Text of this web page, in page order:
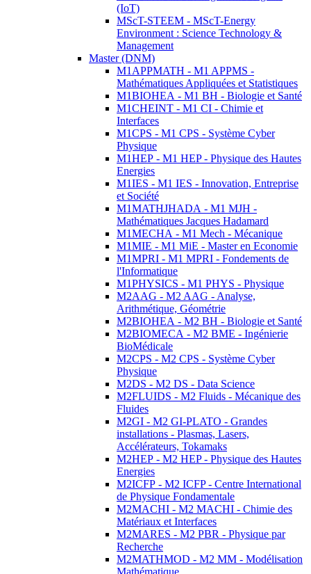
(IoT)
MScT-STEEM - MScT-Energy
Environment : Science Technology &
Management
Master (DNM)
M1APPMATH - M1 APPMS -
Mathématiques Appliquées et Statistiques
M1BIOHEA - M1 BH - Biologie et Santé
M1CHEINT - M1 CI - Chimie et
Interfaces
M1CPS - M1 CPS - Système Cyber
Physique
M1HEP - M1 HEP - Physique des Hautes
Energies
M1IES - M1 IES - Innovation, Entreprise
et Société
M1MATHJHADA - M1 MJH -
Mathématiques Jacques Hadamard
M1MECHA - M1 Mech - Mécanique
M1MIE - M1 MiE - Master en Economie
M1MPRI - M1 MPRI - Fondements de
l'Informatique
M1PHYSICS - M1 PHYS - Physique
M2AAG - M2 AAG - Analyse,
Arithmétique, Géométrie
M2BIOHEA - M2 BH - Biologie et Santé
M2BIOMECA - M2 BME - Ingénierie
BioMédicale
M2CPS - M2 CPS - Système Cyber
Physique
M2DS - M2 DS - Data Science
M2FLUIDS - M2 Fluids - Mécanique des
Fluides
M2GI - M2 GI-PLATO - Grandes
installations - Plasmas, Lasers,
Accélérateurs, Tokamaks
M2HEP - M2 HEP - Physique des Hautes
Energies
M2ICFP - M2 ICFP - Centre International
de Physique Fondamentale
M2MACHI - M2 MACHI - Chimie des
Matériaux et Interfaces
M2MARES - M2 PBR - Physique par
Recherche
M2MATHMOD - M2 MM - Modélisation
Mathématique